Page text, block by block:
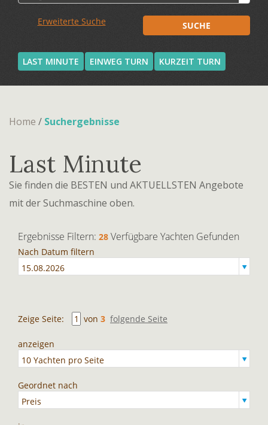
LAST MINUTE EINWEG TURN KURZEIT TURN
Home / Suchergebnisse
Last Minute
Sie finden die BESTEN und AKTUELLSTEN Angebote
mit der Suchmaschine oben.